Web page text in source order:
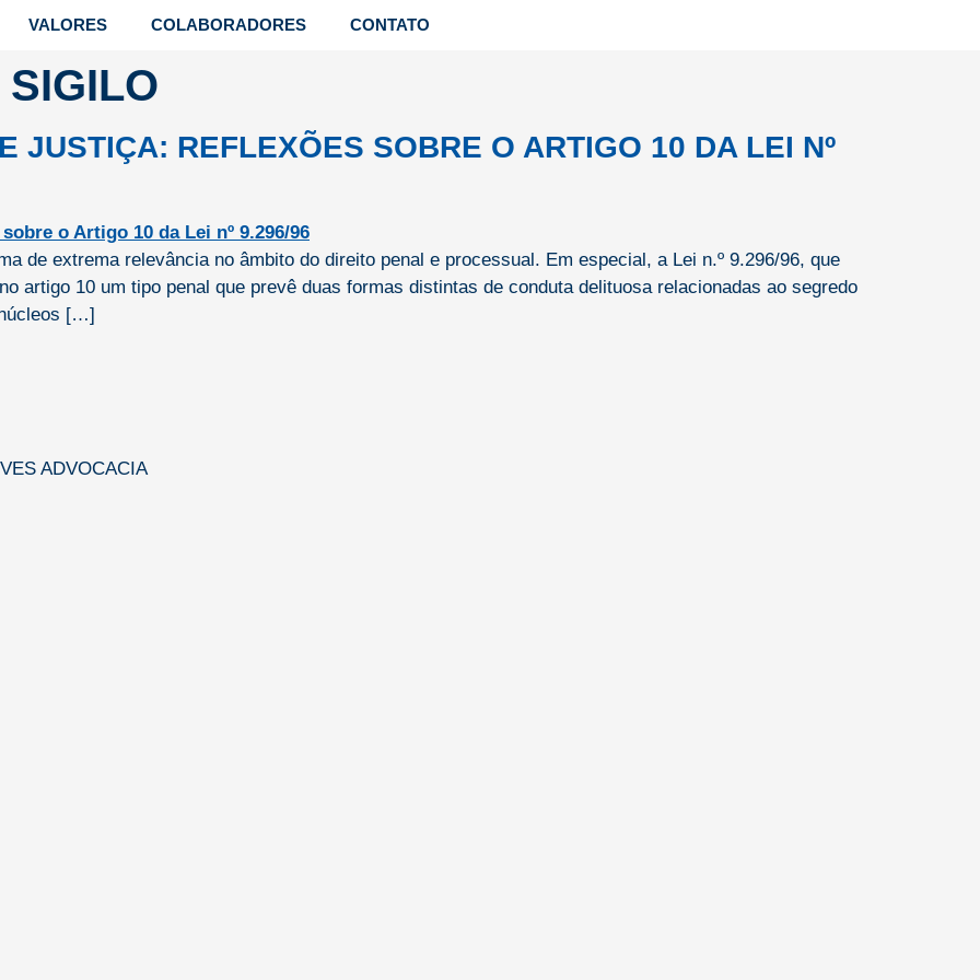
VALORES COLABORADORES CONTATO
JUSTIÇA: REFLEXÕES SOBRE O ARTIGO 10 DA LEI Nº
de extrema relevância no âmbito do direito penal e processual. Em especial, a Lei n.º 9.296/96, que
artigo 10 um tipo penal que prevê duas formas distintas de conduta delituosa relacionadas ao segredo
[…]
ADVOCACIA